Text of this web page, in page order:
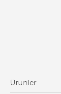
Ürünler